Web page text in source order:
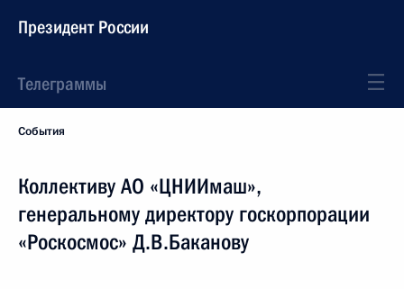
Президент России
Телеграммы
События
Коллективу АО «ЦНИИмаш»,
генеральному директору госкорпорации
«Роскосмос» Д.В.Баканову